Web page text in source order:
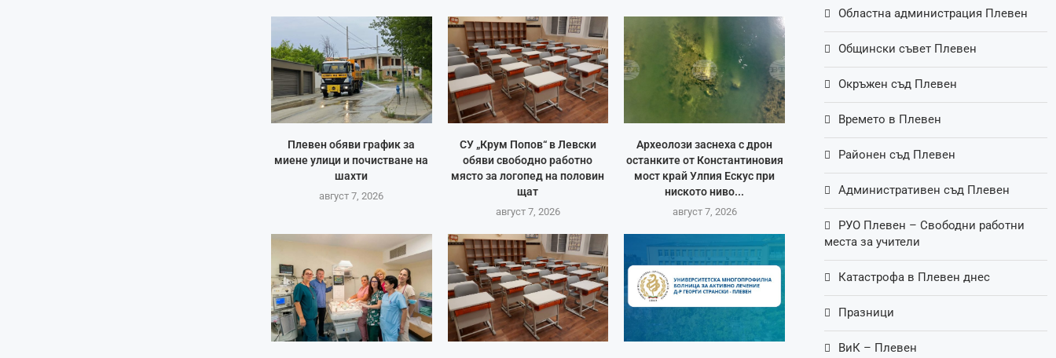
Плевен обяви график за
миене улици и почистване на
шахти
август 7, 2026
СУ „Крум Попов“ в Левски
обяви свободно работно
място за логопед на половин
щат
август 7, 2026
Археолози заснеха с дрон
останките от Константиновия
мост край Улпия Ескус при
ниското ниво...
август 7, 2026
Областна администрация Плевен
Общински съвет Плевен
Окръжен съд Плевен
Времето в Плевен
Районен съд Плевен
Административен съд Плевен
РУО Плевен – Свободни работни
места за учители
Катастрофа в Плевен днес
Празници
ВиК – Плевен